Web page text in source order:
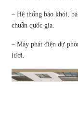
– Hệ thống báo khói,
chuẩn quốc gia.
– Máy phát điện dự
lưới.